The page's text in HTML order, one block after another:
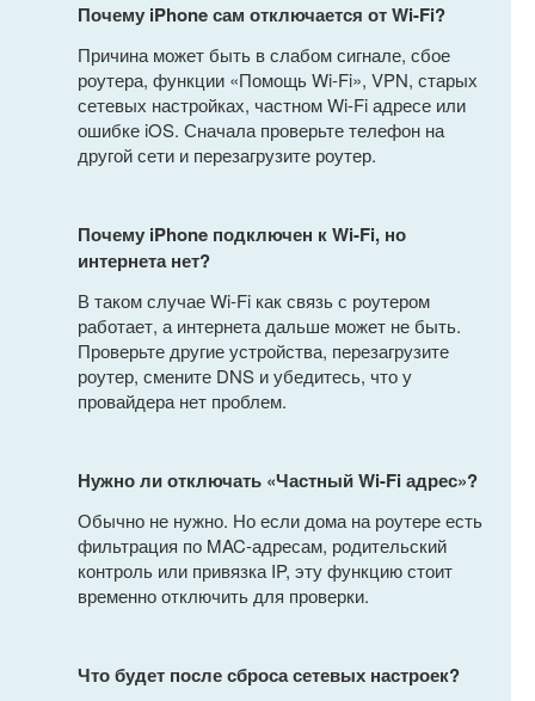
Почему iPhone сам отключается от Wi-Fi?
Причина может быть в слабом сигнале, сбое
роутера, функции «Помощь Wi-Fi», VPN, старых
сетевых настройках, частном Wi-Fi адресе или
ошибке iOS. Сначала проверьте телефон на
другой сети и перезагрузите роутер.
Почему iPhone подключен к Wi-Fi, но
интернета нет?
В таком случае Wi-Fi как связь с роутером
работает, а интернета дальше может не быть.
Проверьте другие устройства, перезагрузите
роутер, смените DNS и убедитесь, что у
провайдера нет проблем.
Нужно ли отключать «Частный Wi-Fi адрес»?
Обычно не нужно. Но если дома на роутере есть
фильтрация по MAC-адресам, родительский
контроль или привязка IP, эту функцию стоит
временно отключить для проверки.
Что будет после сброса сетевых настроек?